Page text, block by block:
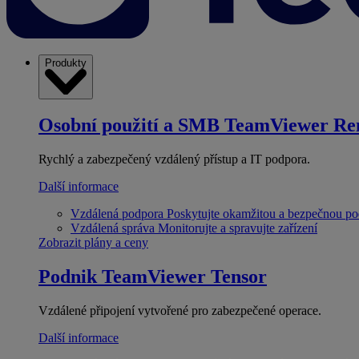
Produkty
Osobní použití a SMB TeamViewer
Rychlý a zabezpečený vzdálený přístup a IT podpora.
Další informace
Vzdálená podpora Poskytujte okamžitou a bezpečnou
Vzdálená správa Monitorujte a spravujte zařízení
Zobrazit plány a ceny
Podnik TeamViewer Tensor
Vzdálené připojení vytvořené pro zabezpečené operace.
Další informace